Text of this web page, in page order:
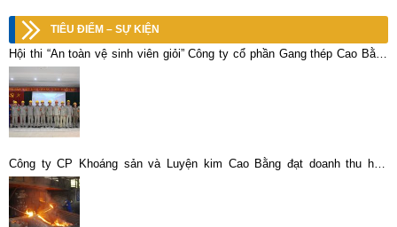
TIÊU ĐIỂM – SỰ KIỆN
Hội thi “An toàn vệ sinh viên giỏi” Công ty cổ phần Gang thép Cao Bằng
lần thứ V, năm 2023 thành công tốt đẹp
Công ty CP Khoáng sản và Luyện kim Cao Bằng đạt doanh thu hơn
117,4 tỷ đồng